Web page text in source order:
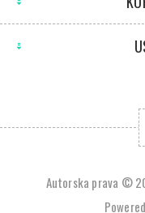
Autorska prava ©